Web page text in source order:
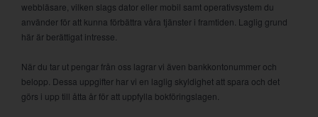
webbläsare, vilken slags dator eller mobil samt operativsystem du
använder för att kunna förbättra våra tjänster i framtiden. Laglig grund
här är berättigat intresse.
När du tar ut pengar från oss lagrar vi även bankkontonummer och
belopp. Dessa uppgifter har vi en laglig skyldighet att spara och det
görs i upp till åtta år för att uppfylla bokföringslagen.